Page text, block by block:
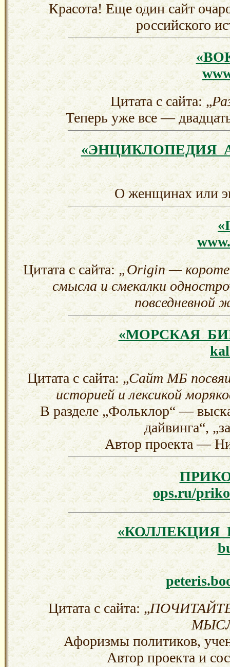
Красота! Еще один сайт
российского
Цитата с сайта: „
Теперь уже все —
«ЭНЦИКЛОПЕДИЯ
О женщинах или
Цитата с сайта: „Origin —
смысла и смекалки
повседневной
«МОРСКАЯ
Цитата с сайта: „Сайт МБ
историей и лексикой
В разделе „Фольклор“ —
дайвинга“,
Автор проекта —
ops.ru/
«КОЛЛЕКЦИЯ
Цитата с сайта: „
Афоризмы политиков,
Автор проекта и